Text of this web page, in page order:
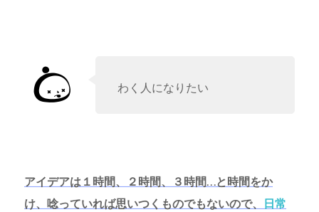
わく人になりたい
アイデアは１時間、２時間、３時間…と時間をか
け、唸っていれば思いつくものでもないので、
日常